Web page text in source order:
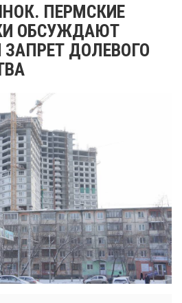
ПЕРМСКИЕ
ОБСУЖДАЮТ
ДОЛЕВОГО